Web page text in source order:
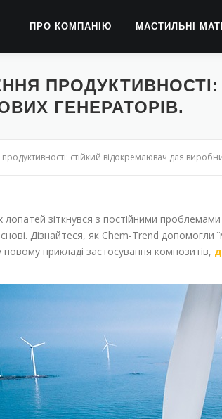
ПРО КОМПАНІЮ МАСТИЛЬНІ
ГЕНЕРАТОРІВ.
стійкий відокремлювач для
лопатей зіткнувся з постійними
Дізнайтеся, як Chem-Trend
прикладі застосування композитів,